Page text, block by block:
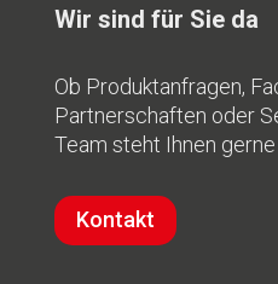
Wir sind für Sie da
Ob Produktanfragen,
Partnerschaften oder
Team steht Ihnen gerne
Kontakt